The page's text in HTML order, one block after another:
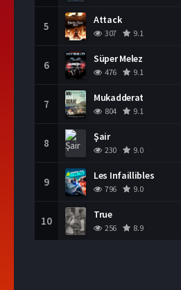
5 Attack
307 9.1
6 Süper Melez
476 9.1
7 Mukadderat
804 9.1
8 Şair
230 9.0
9 Les Infaillibles
796 9.0
10 True
256 8.9